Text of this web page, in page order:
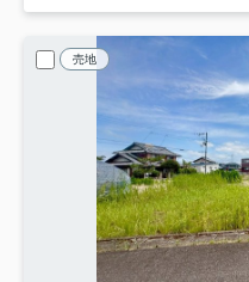
売地